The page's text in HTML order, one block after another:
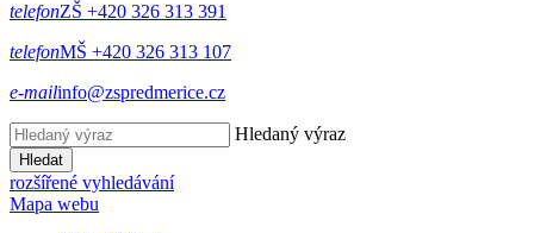
telefonZŠ +420 326 313 391
telefonMŠ +420 326 313 107
e-mailinfo@zspredmerice.cz
Hledaný výraz
Hledat
rozšířené vyhledávání
Mapa webu